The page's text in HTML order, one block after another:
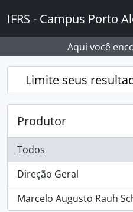
IFRS - Campus Porto
Aqui você
Limite seus
Produtor
Todos
Direção Geral
, 1 resultados
Marcelo Augusto Rauh
, 1 resultados